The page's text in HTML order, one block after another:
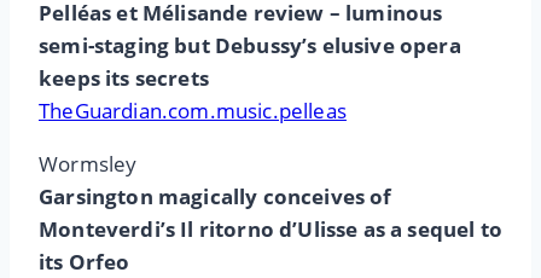
Pelléas et Mélisande review – luminous
semi-staging but Debussy’s elusive opera
keeps its secrets
TheGuardian.com.music.pelleas
Wormsley
Garsington magically conceives of
Monteverdi’s Il ritorno d’Ulisse as a sequel to
its Orfeo